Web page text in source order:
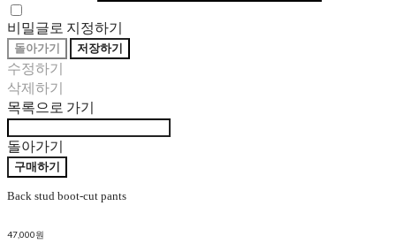
비밀글로 지정하기
돌아가기 저장하기
수정하기
삭제하기
목록으로 가기
돌아가기
구매하기
Back stud boot-cut pants
47,000원